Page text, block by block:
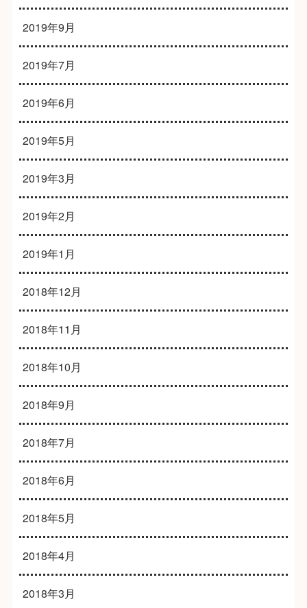
2019年9月
2019年7月
2019年6月
2019年5月
2019年3月
2019年2月
2019年1月
2018年12月
2018年11月
2018年10月
2018年9月
2018年7月
2018年6月
2018年5月
2018年4月
2018年3月